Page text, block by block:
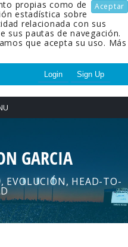
Aceptar
propias como de
estadística sobre
relacionada con sus
sus pautas de navegación.
que acepta su uso. Más
Login Sign Up
GARCIA
EVOLUCIÓN, HEAD-TO-